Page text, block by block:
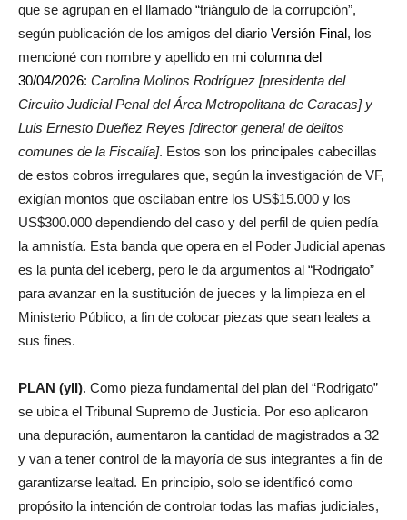
que se agrupan en el llamado “triángulo de la corrupción”,
según publicación de los amigos del diario Versión Final, los
mencioné con nombre y apellido en mi columna del
30/04/2026: Carolina Molinos Rodríguez [presidenta del
Circuito Judicial Penal del Área Metropolitana de Caracas] y
Luis Ernesto Dueñez Reyes [director general de delitos
comunes de la Fiscalía]. Estos son los principales cabecillas
de estos cobros irregulares que, según la investigación de VF,
exigían montos que oscilaban entre los US$15.000 y los
US$300.000 dependiendo del caso y del perfil de quien pedía
la amnistía. Esta banda que opera en el Poder Judicial apenas
es la punta del iceberg, pero le da argumentos al “Rodrigato”
para avanzar en la sustitución de jueces y la limpieza en el
Ministerio Público, a fin de colocar piezas que sean leales a
sus fines.
PLAN (yII). Como pieza fundamental del plan del “Rodrigato”
se ubica el Tribunal Supremo de Justicia. Por eso aplicaron
una depuración, aumentaron la cantidad de magistrados a 32
y van a tener control de la mayoría de sus integrantes a fin de
garantizarse lealtad. En principio, solo se identificó como
propósito la intención de controlar todas las mafias judiciales,